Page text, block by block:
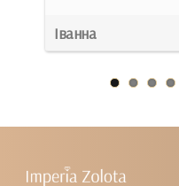
Іванна